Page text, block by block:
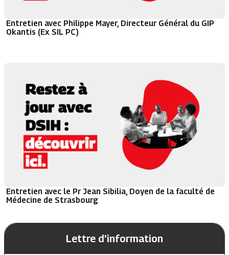
Entretien avec Philippe Mayer, Directeur Général du GIP
Okantis (Ex SIL PC)
Entretien avec le Pr Jean Sibilia, Doyen de la faculté de
Médecine de Strasbourg
Lettre d'information